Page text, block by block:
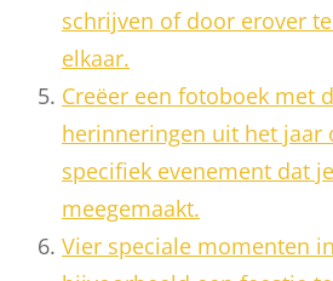
schrijven of door erover
elkaar.
Creëer een fotoboek met
herinneringen uit het jaar
specifiek evenement dat
meegemaakt.
Vier speciale momenten